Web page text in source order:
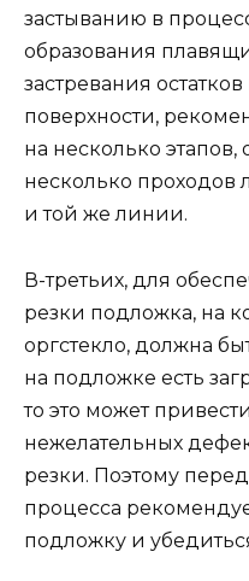
застыванию в
образования
застревания
поверхности,
на несколько этапов,
несколько проходов
и той же линии.
В-третьих, для
резки подложка, на
оргстекло, должна
на подложке есть
то это может
нежелательных
резки. Поэтому
процесса
подложку и